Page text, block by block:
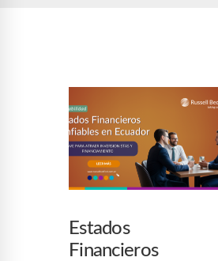
Estados
Financieros